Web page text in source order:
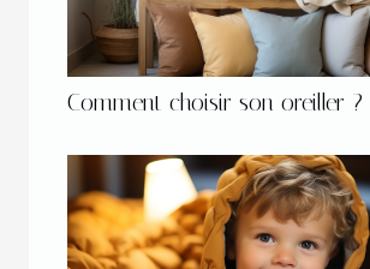
Comment choisir son oreiller ?